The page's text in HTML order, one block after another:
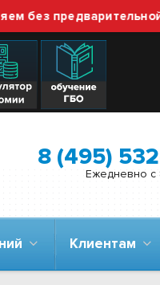
предварительной
8 (495)
Ежедневно с
Клиентам